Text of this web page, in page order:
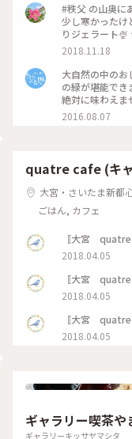
#秩父 の山奥に
少し寒かったけ
りジェラート
イ"をいただき
が 入っていて
抹茶。笑 お茶
2018.11.18
大自然の中の
の緑が堪能できます。 こんなロケーションのカ
絶対に味わえません。 #山びより #カフェ #ラ
スイーツ
2016.08.07
quatre cafe (キ
大宮・さいたま新都
ごはん, カフェ
〚大宮 quatre
2018.04.05
〚大宮 quatre
2018.04.05
〚大宮 quatre
2018.04.05
ギャラリー喫茶や
ギャラリーキッサヤマシタ